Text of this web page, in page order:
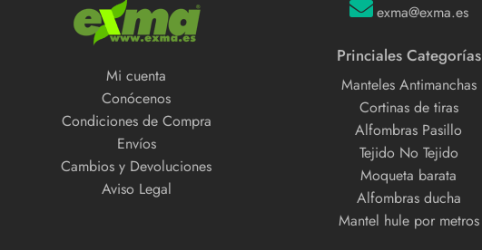
Mi cuenta
Conócenos
Condiciones de Compra
Envíos
Cambios y Devoluciones
Aviso Legal
exma@exma.es
Princiales Categorías
Manteles Antimanchas
Cortinas de tiras
Alfombras Pasillo
Tejido No Tejido
Moqueta barata
Alfombras ducha
Mantel hule por metros